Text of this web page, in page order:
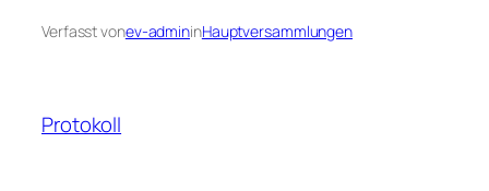
Verfasst vonev-admininHauptversammlungen
Protokoll